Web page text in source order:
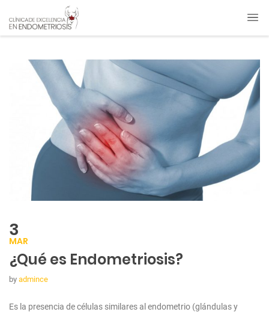
3
MAR
¿Qué es Endometriosis?
by admince
Es la presencia de células similares al endometrio (glándulas y